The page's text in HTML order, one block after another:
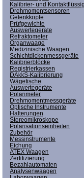
Kalibrier- und
Drehmomentsensoren
Gelenkköpfe
Prüfgewichte
Auswertegeräte
Refraktometer
Organwaage
Medizinische Waagen
Schichtdickenmessgeräte
Kalibrierblöcke
Registrierkassen
DAkkS-Kalibrierung
Wägetische
Auswertegeräte
Polarimeter
Drehmomentmessgeräte
Optische Instrumente
Halterungen
Stereomikroskope
Polarisationseinheiten
Zubehör
Messinstrumente
Eichung
ATEX Waagen
Zertifizierung
Bezahlautomaten
Analysenwaagen